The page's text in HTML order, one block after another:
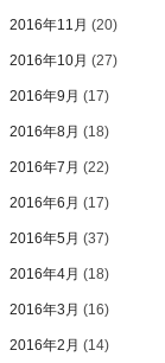
2016年11月 (20)
2016年10月 (27)
2016年9月 (17)
2016年8月 (18)
2016年7月 (22)
2016年6月 (17)
2016年5月 (37)
2016年4月 (18)
2016年3月 (16)
2016年2月 (14)